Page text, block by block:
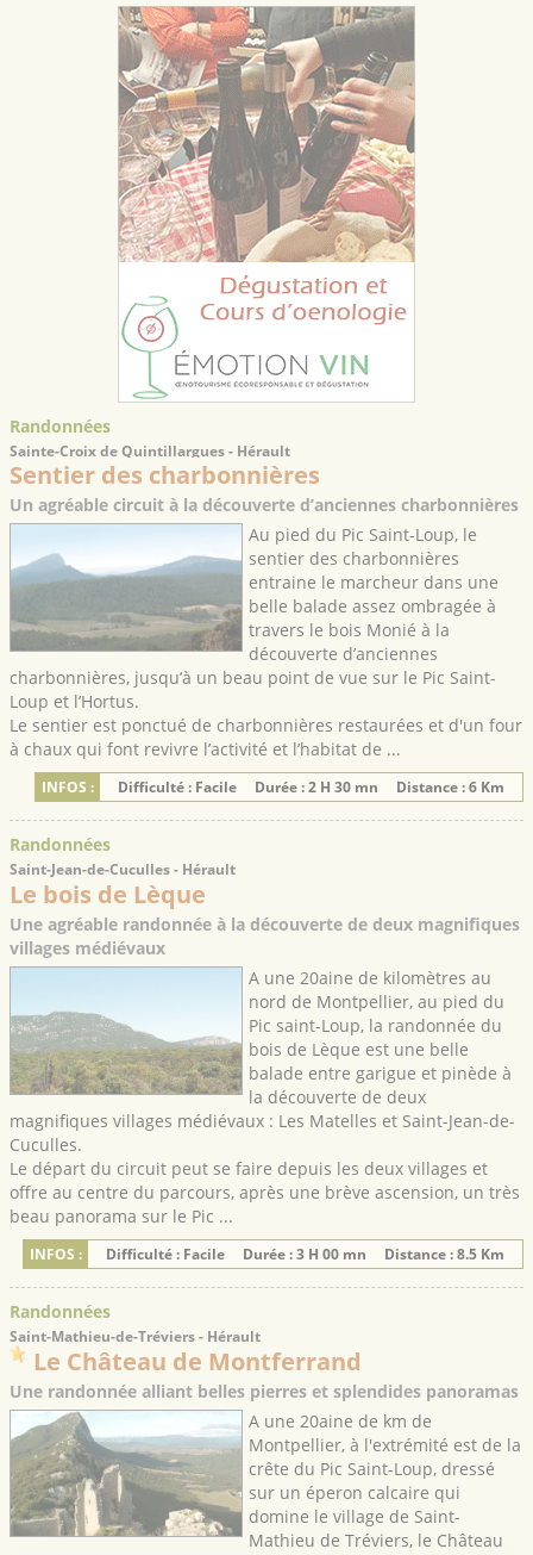
Randonnées
Sainte-Croix de Quintillargues - Hérault
Sentier des charbonnières
Un agréable circuit à la découverte d’anciennes charbonnières
Au pied du Pic Saint-Loup, le
sentier des charbonnières
entraine le marcheur dans une
belle balade assez ombragée à
travers le bois Monié à la
découverte d’anciennes
charbonnières, jusqu’à un beau point de vue sur le Pic Saint-
Loup et l’Hortus.
Le sentier est ponctué de charbonnières restaurées et d'un four
à chaux qui font revivre l’activité et l’habitat de ...
INFOS : Difficulté : Facile Durée : 2 H 30 mn Distance : 6 Km
Randonnées
Saint-Jean-de-Cuculles - Hérault
Le bois de Lèque
Une agréable randonnée à la découverte de deux magnifiques
villages médiévaux
A une 20aine de kilomètres au
nord de Montpellier, au pied du
Pic saint-Loup, la randonnée du
bois de Lèque est une belle
balade entre garigue et pinède à
la découverte de deux
magnifiques villages médiévaux : Les Matelles et Saint-Jean-de-
Cuculles.
Le départ du circuit peut se faire depuis les deux villages et
offre au centre du parcours, après une brève ascension, un très
beau panorama sur le Pic ...
INFOS : Difficulté : Facile Durée : 3 H 00 mn Distance : 8.5 Km
Randonnées
Saint-Mathieu-de-Tréviers - Hérault
Le Château de Montferrand
Une randonnée alliant belles pierres et splendides panoramas
A une 20aine de km de
Montpellier, à l'extrémité est de la
crête du Pic Saint-Loup, dressé
sur un éperon calcaire qui
domine le village de Saint-
Mathieu de Tréviers, le Château